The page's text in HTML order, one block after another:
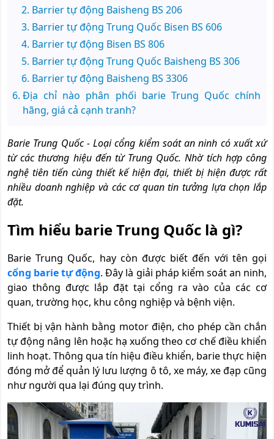
Barrier tự động Baisheng BS 206
Barrier tự động Trung Quốc Bisen BS 606
Barrier tự động Bisen BS 806
Barrier tự động Trung Quốc Baisheng BS 306
Barrier tự động Baisheng BS 3306
Địa chỉ nào phân phối barie Trung Quốc chính
hãng, giá cả cạnh tranh?
Barie Trung Quốc- Loại cổng kiểm soát an ninh có xuất xứ
từ các thương hiệu đến từ Trung Quốc. Nhờ tích hợp công
nghệ tiên tiến cùng thiết kế hiện đại, thiết bị hiện được rất
nhiều doanh nghiệp và các cơ quan tin tưởng lựa chọn lắp
đặt.
Tìm hiểu barie Trung Quốc là gì?
Barie Trung Quốc, hay còn được biết đến với tên gọi
cổng barie tự động. Đây là giải pháp kiểm soát an ninh,
giao thông được lắp đặt tại cổng ra vào của các cơ
quan, trường học, khu công nghiệp và bệnh viện.
Thiết bị vận hành bằng motor điện, cho phép cần chắn
tự động nâng lên hoặc hạ xuống theo cơ chế điều khiển
linh hoạt. Thông qua tín hiệu điều khiển, barie thực hiện
đóng mở để quản lý lưu lượng ô tô, xe máy, xe đạp cũng
như người qua lại đúng quy trình.